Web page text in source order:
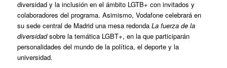
diversidad y la inclusión en el ámbito LGTB+ con invitados y
colaboradores del programa. Asimismo, Vodafone celebrará en
su sede central de Madrid una mesa redonda La fuerza de la
diversidadsobre la temática LGBT+, en la que participarán
personalidades del mundo de la política, el deporte y la
universidad.